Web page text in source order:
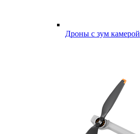
Дроны с зум камерой